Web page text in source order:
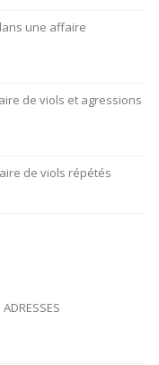
une affaire
de viols et agressions
de viols répétés